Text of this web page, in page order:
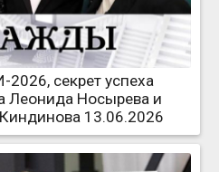
секрет успеха
Леонида Носырева и
13.06.2026